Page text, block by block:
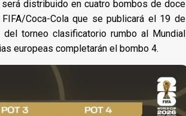
distribuido en cuatro bombos de doce
Coca-Cola que se publicará el 19 de
torneo clasificatorio rumbo al Mundial
europeas completarán el bombo 4.